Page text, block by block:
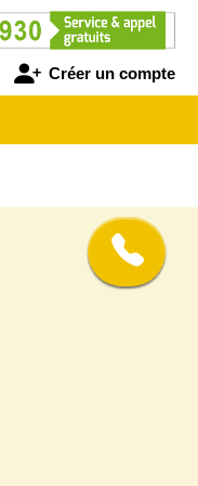
Créer un compte